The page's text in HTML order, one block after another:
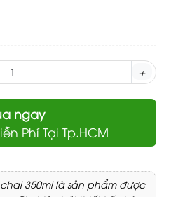
+
ngay
Phí Tại Tp.HCM
350ml là sản phẩm được